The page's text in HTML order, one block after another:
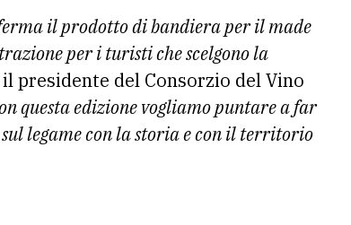
il prodotto di bandiera per il made
per i turisti che scelgono la
presidente del Consorzio del Vino
questa edizione vogliamo puntare a far
legame con la storia e con il territorio